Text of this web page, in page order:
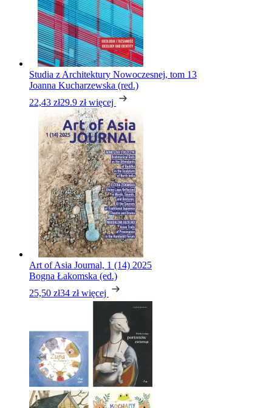
Studia z Architektury Nowoczesnej, tom 13
Joanna Kucharzewska (red.)
22,43 zł29.9 zł więcej
Art of Asia Journal, 1 (14) 2025
Bogna Łakomska (ed.)
25,50 zł34 zł więcej